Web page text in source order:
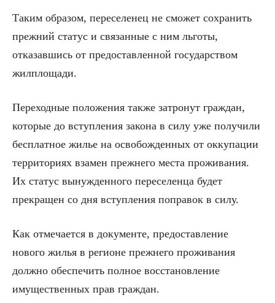
Таким образом, переселенец не сможет сохранить
прежний статус и связанные с ним льготы,
отказавшись от предоставленной государством
жилплощади.
Переходные положения также затронут граждан,
которые до вступления закона в силу уже получили
бесплатное жилье на освобожденных от оккупации
территориях взамен прежнего места проживания.
Их статус вынужденного переселенца будет
прекращен со дня вступления поправок в силу.
Как отмечается в документе, предоставление
нового жилья в регионе прежнего проживания
должно обеспечить полное восстановление
имущественных прав граждан.